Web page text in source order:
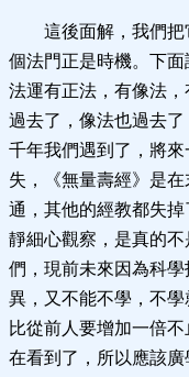
這後面解，我們
個法門正是時機。下
法運有正法，有像法
過去了，像法也過去
千年我們遇到了，將
失，《無量壽經》是
通，其他的經教都失
靜細心觀察，是真的
們，現前未來因為科
異，又不能不學，不學
比從前人要增加一倍
在看到了，所以應該